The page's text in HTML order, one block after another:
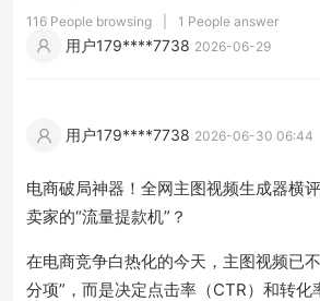
116 People browsing 1 People answer
用户179****7738 2026-06-29
用户179****7738 2026-06-30 06:44
电商破局神器！全网主图视频生成器横
卖家的“流量提款机”？
在电商竞争白热化的今天，主图视频已
分项”，而是决定点击率（CTR）和转化